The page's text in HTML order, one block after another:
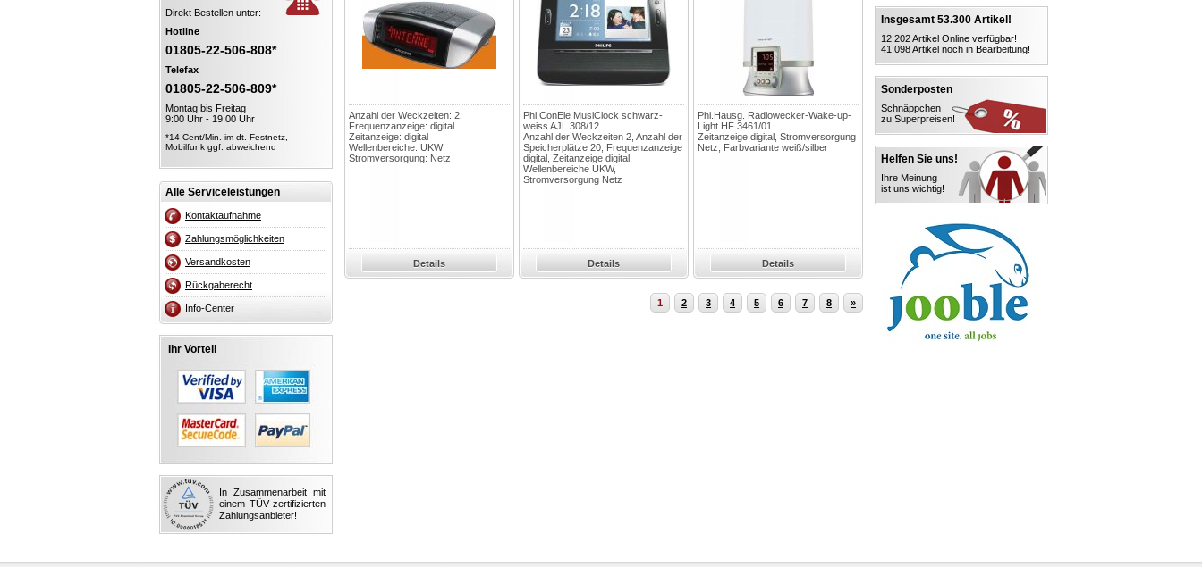
Direkt Bestellen unter:
Hotline
01805-22-506-808*
Telefax
01805-22-506-809*
Montag bis Freitag
9:00 Uhr - 19:00 Uhr
*14 Cent/Min. im dt. Festnetz,
Mobilfunk ggf. abweichend
Alle Serviceleistungen
Kontaktaufnahme
Zahlungsmöglichkeiten
Versandkosten
Rückgaberecht
Info-Center
Ihr Vorteil
In Zusammenarbeit mit
einem TÜV zertifizierten
Zahlungsanbieter!
Anzahl der Weckzeiten: 2
Frequenzanzeige: digital
Zeitanzeige: digital
Wellenbereiche: UKW
Stromversorgung: Netz
Details
Phi.ConEle MusiClock schwarz-
weiss AJL 308/12
Anzahl der Weckzeiten 2, Anzahl der
Speicherplätze 20, Frequenzanzeige
digital, Zeitanzeige digital,
Wellenbereiche UKW,
Stromversorgung Netz
Details
Phi.Hausg. Radiowecker-Wake-up-
Light HF 3461/01
Zeitanzeige digital, Stromversorgung
Netz, Farbvariante weiß/silber
Details
1 2 3 4 5 6 7 8 »
Insgesamt 53.300 Artikel!
12.202 Artikel Online verfügbar!
41.098 Artikel noch in Bearbeitung!
Sonderposten
Schnäppchen
zu Superpreisen!
Helfen Sie uns!
Ihre Meinung
ist uns wichtig!